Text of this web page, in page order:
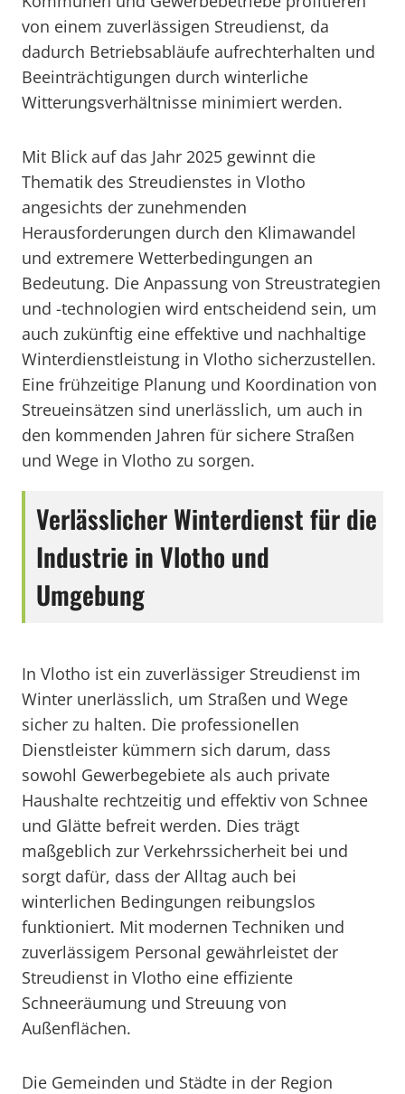
von einem zuverlässigen Streudienst, da
dadurch Betriebsabläufe aufrechterhalten und
Beeinträchtigungen durch winterliche
Witterungsverhältnisse minimiert werden.
Mit Blick auf das Jahr 2025 gewinnt die
Thematik des Streudienstes in Vlotho
angesichts der zunehmenden
Herausforderungen durch den Klimawandel
und extremere Wetterbedingungen an
Bedeutung. Die Anpassung von Streustrategien
und -technologien wird entscheidend sein, um
auch zukünftig eine effektive und nachhaltige
Winterdienstleistung in Vlotho sicherzustellen.
Eine frühzeitige Planung und Koordination von
Streueinsätzen sind unerlässlich, um auch in
den kommenden Jahren für sichere Straßen
und Wege in Vlotho zu sorgen.
Verlässlicher Winterdienst für die
Industrie in Vlotho und
Umgebung
In Vlotho ist ein zuverlässiger Streudienst im
Winter unerlässlich, um Straßen und Wege
sicher zu halten. Die professionellen
Dienstleister kümmern sich darum, dass
sowohl Gewerbegebiete als auch private
Haushalte rechtzeitig und effektiv von Schnee
und Glätte befreit werden. Dies trägt
maßgeblich zur Verkehrssicherheit bei und
sorgt dafür, dass der Alltag auch bei
winterlichen Bedingungen reibungslos
funktioniert. Mit modernen Techniken und
zuverlässigem Personal gewährleistet der
Streudienst in Vlotho eine effiziente
Schneeräumung und Streuung von
Außenflächen.
Die Gemeinden und Städte in der Region